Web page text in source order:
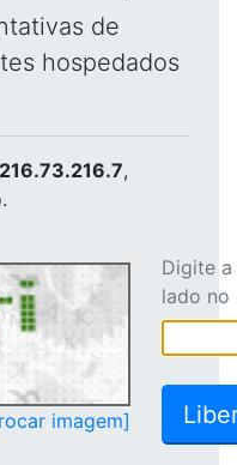
de
hospedados
216.73.216.7,
imagem]
Digite
lado no